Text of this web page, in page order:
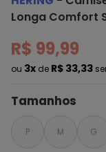
Longa Comfort
R$ 99,99
ou 3x de R$ 33,33
Tamanhos
P M G